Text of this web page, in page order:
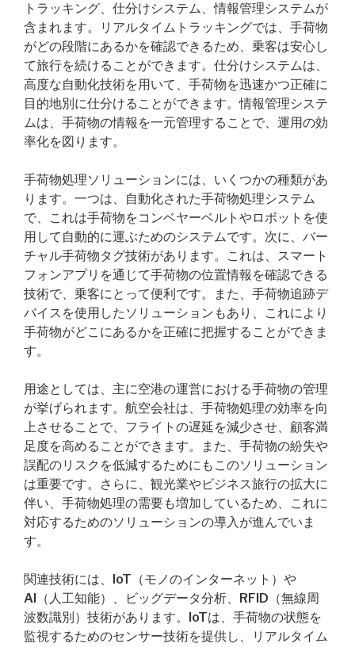
トラッキング、仕分けシステム、情報管理システムが
含まれます。リアルタイムトラッキングでは、手荷物
がどの段階にあるかを確認できるため、乗客は安心し
て旅行を続けることができます。仕分けシステムは、
高度な自動化技術を用いて、手荷物を迅速かつ正確に
目的地別に仕分けることができます。情報管理システ
ムは、手荷物の情報を一元管理することで、運用の効
率化を図ります。
手荷物処理ソリューションには、いくつかの種類があ
ります。一つは、自動化された手荷物処理システム
で、これは手荷物をコンベヤーベルトやロボットを使
用して自動的に運ぶためのシステムです。次に、バー
チャル手荷物タグ技術があります。これは、スマート
フォンアプリを通じて手荷物の位置情報を確認できる
技術で、乗客にとって便利です。また、手荷物追跡デ
バイスを使用したソリューションもあり、これにより
手荷物がどこにあるかを正確に把握することができま
す。
用途としては、主に空港の運営における手荷物の管理
が挙げられます。航空会社は、手荷物処理の効率を向
上させることで、フライトの遅延を減少させ、顧客満
足度を高めることができます。また、手荷物の紛失や
誤配のリスクを低減するためにもこのソリューション
は重要です。さらに、観光業やビジネス旅行の拡大に
伴い、手荷物処理の需要も増加しているため、これに
対応するためのソリューションの導入が進んでいま
す。
関連技術には、IoT（モノのインターネット）や
AI（人工知能）、ビッグデータ分析、RFID（無線周
波数識別）技術があります。IoTは、手荷物の状態を
監視するためのセンサー技術を提供し、リアルタイム